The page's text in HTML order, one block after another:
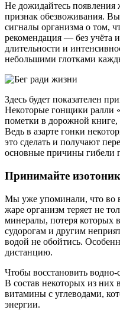
Не дожидайтесь
признак обезвоживания.
сигналы организма о том,
рекомендация — без учёта
длительности и
небольшими глотками
Здесь будет показателен
Некоторые гонщики ралли
пометки в дорожной книге,
Ведь в азарте гонки
это сделать и получают
основные причины гибели
Принимайте
Мы уже упоминали, что во
жаре организм теряет не
минералы, потеря которых
судорогам и другим
водой не обойтись.
дистанцию.
Чтобы восстановить водно-
В состав некоторых из них
витамины с углеводами,
энергии.